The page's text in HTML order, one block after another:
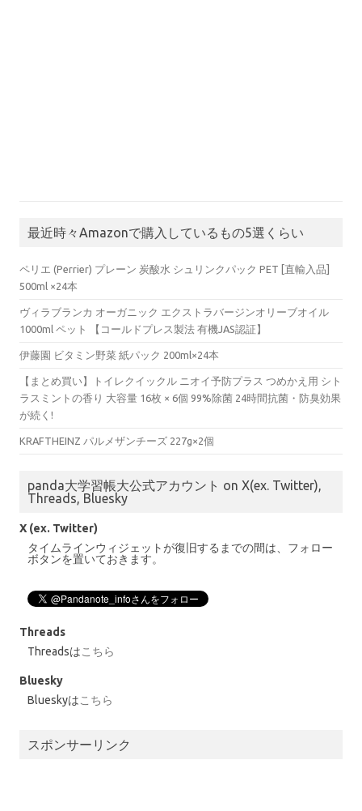
最近時々Amazonで購入しているもの5選くらい
ペリエ (Perrier) プレーン 炭酸水 シュリンクパック PET [直輸入品]
500ml ×24本
ヴィラブランカ オーガニック エクストラバージンオリーブオイル
1000ml ペット 【コールドプレス製法 有機JAS認証】
伊藤園 ビタミン野菜 紙パック 200ml×24本
【まとめ買い】トイレクイックル ニオイ予防プラス つめかえ用 シト
ラスミントの香り 大容量 16枚 × 6個 99%除菌 24時間抗菌・防臭効果
が続く!
KRAFTHEINZ パルメザンチーズ 227g×2個
panda大学習帳大公式アカウント on X(ex. Twitter),
Threads, Bluesky
X (ex. Twitter)
タイムラインウィジェットが復旧するまでの間は、フォロー
ボタンを置いておきます。
Threads
Threadsはこちら
Bluesky
Blueskyはこちら
スポンサーリンク